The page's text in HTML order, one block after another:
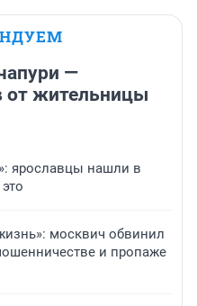
—
от жительницы
ярославцы нашли в
москвич обвинил
и пропаже